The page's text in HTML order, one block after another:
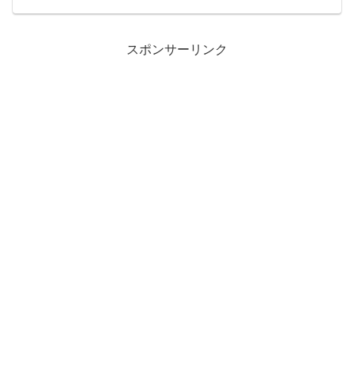
ん！
スポンサーリンク